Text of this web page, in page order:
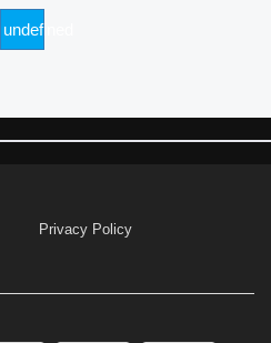
undefined
Privacy Policy